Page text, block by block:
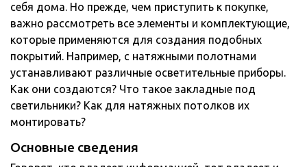
себя дома. Но прежде, чем приступить к покупке,
важно рассмотреть все элементы и комплектующие,
которые применяются для создания подобных
покрытий. Например, с натяжными полотнами
устанавливают различные осветительные приборы.
Как они создаются? Что такое закладные под
светильники? Как для натяжных потолков их
монтировать?
Основные сведения